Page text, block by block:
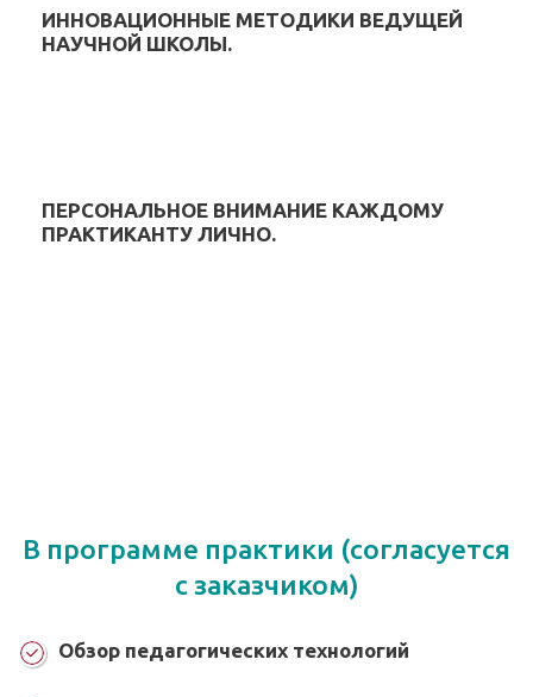
ИННОВАЦИОННЫЕ МЕТОДИКИ ВЕДУЩЕЙ
НАУЧНОЙ ШКОЛЫ.
ПЕРСОНАЛЬНОЕ ВНИМАНИЕ КАЖДОМУ
ПРАКТИКАНТУ ЛИЧНО.
В программе практики (согласуется
с заказчиком)
Обзор педагогических технологий